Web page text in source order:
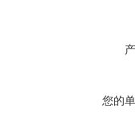
您的